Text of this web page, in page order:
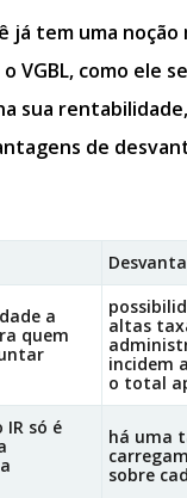
já tem uma noção
VGBL, como ele
sua
de
a
quem
altas
incidem
o total
só é
há uma
sobre